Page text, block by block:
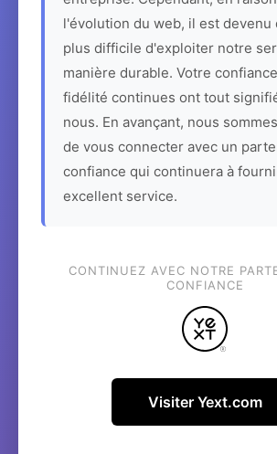
l'évolution du web, il est devenu
plus difficile d'exploiter notre
manière durable. Votre
fidélité continues ont tout
nous. En avançant, nous
de vous connecter avec un
confiance qui continuera à
excellent service.
CONTINUEZ AVEC NOTRE
CONFIANCE
Visiter Yext.com